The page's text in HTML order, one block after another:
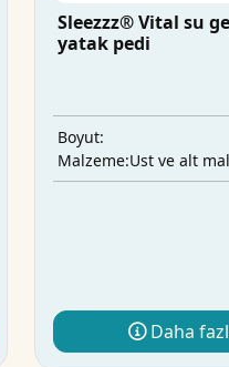
Sleezzz® Vital su
yatak pedi
Boyut:
Malzeme:
Daha